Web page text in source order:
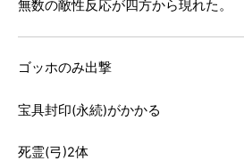
無数の敵性反応が四方から現れた。
ゴッホのみ出撃
宝具封印(永続)がかかる
死霊(弓)2体